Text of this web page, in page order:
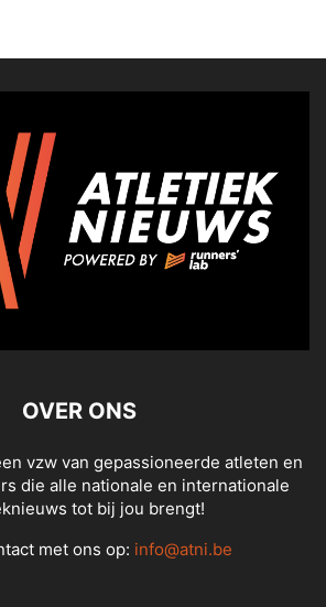
OVER ONS
vzw van gepassioneerde atleten en
die alle nationale en internationale
tot bij jou brengt!
met ons op: info@atni.be